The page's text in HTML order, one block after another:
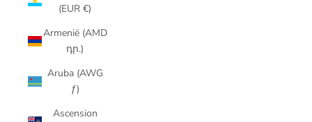
(EUR €)
Armenië (AMD
դր.)
Aruba (AWG
ƒ)
Ascension